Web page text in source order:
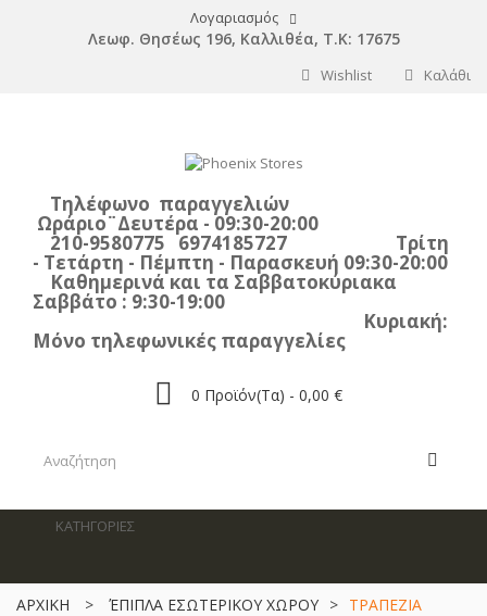
Λογαριασμός
Λεωφ. Θησέως 196, Καλλιθέα, Τ.Κ: 17675
Καλάθι
Wishlist
Τηλέφωνο παραγγελιών
Ωράριο¨Δευτέρα - 09:30-20:00
210-9580775 6974185727 Τρίτη
- Τετάρτη - Πέμπτη - Παρασκευή 09:30-20:00
Καθημερινά και τα Σαββατοκύριακα
Σαββάτο : 9:30-19:00
Κυριακή:
Μόνο τηλεφωνικές παραγγελίες
0 Προϊόν(τα) - 0,00 €
ΚΑΤΗΓΟΡΙΕΣ
ΑΡΧΙΚΗ > ΈΠΙΠΛΑ ΕΣΩΤΕΡΙΚΟΥ ΧΩΡΟΥ > ΤΡΑΠΕΖΙΑ